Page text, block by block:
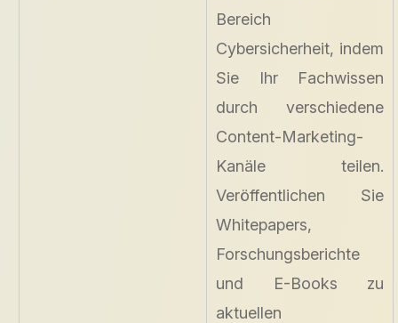
Bereich
Cybersicherheit, indem
Sie Ihr Fachwissen
durch verschiedene
Content-Marketing-
Kanäle teilen.
Veröffentlichen Sie
Whitepapers,
Forschungsberichte
und E-Books zu
aktuellen